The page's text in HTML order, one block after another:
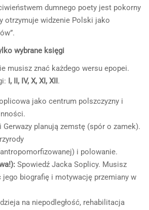
dumnego poety jest pokorny
otrzymuje widzenie Polski jako
wybrane księgi
musisz znać każdego wersu epopei.
I, II, IV, X, XI, XII.
jako centrum polszczyzny i
Gerwazy planują zemstę (spór o zamek).
i polowanie.
Spowiedź Jacka Soplicy. Musisz
jego biografię i motywację przemiany w
na niepodległość, rehabilitacja